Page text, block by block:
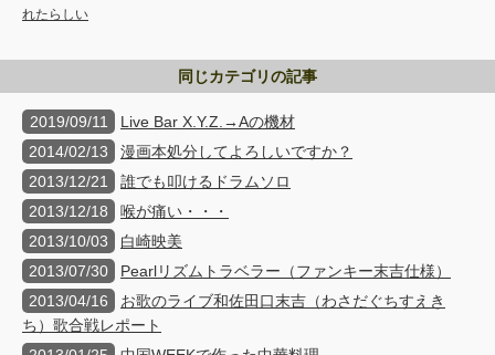
れたらしい
同じカテゴリの記事
2019/09/11
Live Bar X.Y.Z.→Aの機材
2014/02/13
漫画本処分してよろしいですか？
2013/12/21
誰でも叩けるドラムソロ
2013/12/18
喉が痛い・・・
2013/10/03
白崎映美
2013/07/30
Pearlリズムトラベラー（ファンキー末吉仕様）
2013/04/16
お歌のライブ和佐田口末吉（わさだぐちすえき
ち）歌合戦レポート